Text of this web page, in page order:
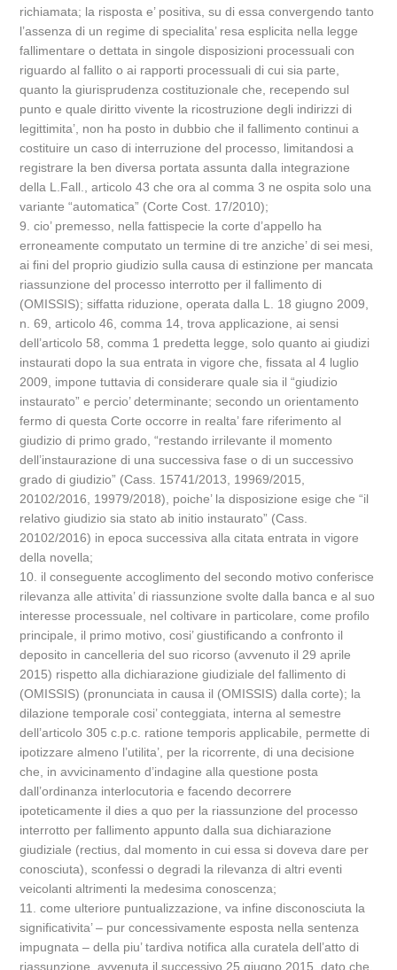
richiamata; la risposta e’ positiva, su di essa convergendo tanto
l’assenza di un regime di specialita’ resa esplicita nella legge
fallimentare o dettata in singole disposizioni processuali con
riguardo al fallito o ai rapporti processuali di cui sia parte,
quanto la giurisprudenza costituzionale che, recependo sul
punto e quale diritto vivente la ricostruzione degli indirizzi di
legittimita’, non ha posto in dubbio che il fallimento continui a
costituire un caso di interruzione del processo, limitandosi a
registrare la ben diversa portata assunta dalla integrazione
della L.Fall., articolo 43 che ora al comma 3 ne ospita solo una
variante “automatica” (Corte Cost. 17/2010);
9. cio’ premesso, nella fattispecie la corte d’appello ha
erroneamente computato un termine di tre anziche’ di sei mesi,
ai fini del proprio giudizio sulla causa di estinzione per mancata
riassunzione del processo interrotto per il fallimento di
(OMISSIS); siffatta riduzione, operata dalla L. 18 giugno 2009,
n. 69, articolo 46, comma 14, trova applicazione, ai sensi
dell’articolo 58, comma 1 predetta legge, solo quanto ai giudizi
instaurati dopo la sua entrata in vigore che, fissata al 4 luglio
2009, impone tuttavia di considerare quale sia il “giudizio
instaurato” e percio’ determinante; secondo un orientamento
fermo di questa Corte occorre in realta’ fare riferimento al
giudizio di primo grado, “restando irrilevante il momento
dell’instaurazione di una successiva fase o di un successivo
grado di giudizio” (Cass. 15741/2013, 19969/2015,
20102/2016, 19979/2018), poiche’ la disposizione esige che “il
relativo giudizio sia stato ab initio instaurato” (Cass.
20102/2016) in epoca successiva alla citata entrata in vigore
della novella;
10. il conseguente accoglimento del secondo motivo conferisce
rilevanza alle attivita’ di riassunzione svolte dalla banca e al suo
interesse processuale, nel coltivare in particolare, come profilo
principale, il primo motivo, cosi’ giustificando a confronto il
deposito in cancelleria del suo ricorso (avvenuto il 29 aprile
2015) rispetto alla dichiarazione giudiziale del fallimento di
(OMISSIS) (pronunciata in causa il (OMISSIS) dalla corte); la
dilazione temporale cosi’ conteggiata, interna al semestre
dell’articolo 305 c.p.c. ratione temporis applicabile, permette di
ipotizzare almeno l’utilita’, per la ricorrente, di una decisione
che, in avvicinamento d’indagine alla questione posta
dall’ordinanza interlocutoria e facendo decorrere
ipoteticamente il dies a quo per la riassunzione del processo
interrotto per fallimento appunto dalla sua dichiarazione
giudiziale (rectius, dal momento in cui essa si doveva dare per
conosciuta), sconfessi o degradi la rilevanza di altri eventi
veicolanti altrimenti la medesima conoscenza;
11. come ulteriore puntualizzazione, va infine disconosciuta la
significativita’ – pur concessivamente esposta nella sentenza
impugnata – della piu’ tardiva notifica alla curatela dell’atto di
riassunzione, avvenuta il successivo 25 giugno 2015, dato che,